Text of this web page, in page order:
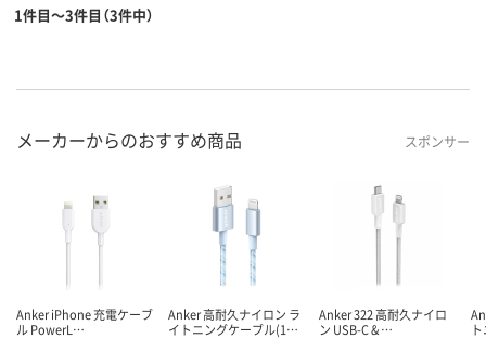
1件目～3件目（3件中）
メーカーからのおすすめ商品 スポンサー
Anker iPhone 充電ケーブ
ル PowerL…
Anker 高耐久ナイロン ラ
イトニングケーブル(1…
Anker 322 高耐久ナイロ
ン USB-C & …